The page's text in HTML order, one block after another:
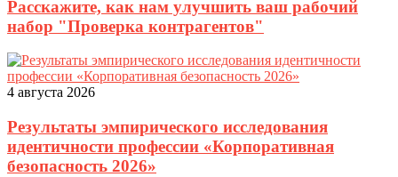
Расскажите, как нам улучшить ваш рабочий
набор "Проверка контрагентов"
4 августа 2026
Результаты эмпирического исследования
идентичности профессии «Корпоративная
безопасность 2026»